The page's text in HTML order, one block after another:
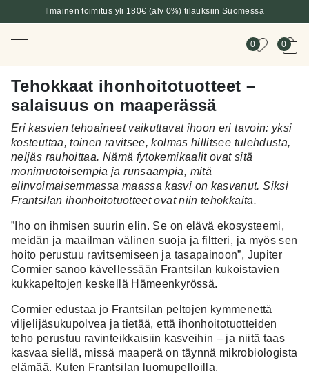
Ilmainen toimitus yli 180€ (alv 0%) tilauksiin Suomessa
0 0
Tehokkaat ihonhoitotuotteet –
salaisuus on maaperässä
Eri kasvien tehoaineet vaikuttavat ihoon eri tavoin: yksi
kosteuttaa, toinen ravitsee, kolmas hillitsee tulehdusta,
neljäs rauhoittaa. Nämä fytokemikaalit ovat sitä
monimuotoisempia ja runsaampia, mitä
elinvoimaisemmassa maassa kasvi on kasvanut. Siksi
Frantsilan ihonhoitotuotteet ovat niin tehokkaita.
”Iho on ihmisen suurin elin. Se on elävä ekosysteemi,
meidän ja maailman välinen suoja ja filtteri, ja myös sen
hoito perustuu ravitsemiseen ja tasapainoon”, Jupiter
Cormier sanoo kävellessään Frantsilan kukoistavien
kukkapeltojen keskellä Hämeenkyrössä.
Cormier edustaa jo Frantsilan peltojen kymmenettä
viljelijäsukupolvea ja tietää, että ihonhoitotuotteiden
teho perustuu ravinteikkaisiin kasveihin – ja niitä taas
kasvaa siellä, missä maaperä on täynnä mikrobiologista
elämää. Kuten Frantsilan luomupelloilla.